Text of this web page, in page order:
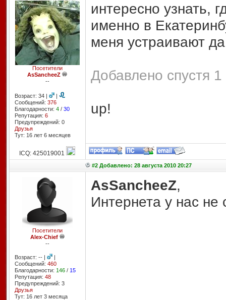
Посетители
AsSancheeZ
--
Возраст: 34 |
|
Сообщений: 376
Благодарности: 4/ 30
Репутация: 6
Предупреждений: 0
Друзья
Тут: 16 лет 6 месяцев
интересно узнать,
именно в
меня устраивают
Добавлено спустя
up!
ICQ: 425019001
#2 Добавлено: 28 августа 2010 20:27
Посетители
Alex-Chief
--
Возраст: -- |
|
Сообщений: 460
Благодарности: 146/ 15
Репутация: 48
Предупреждений: 3
Друзья
Тут: 16 лет 3 месяцa
AsSancheeZ,
Интернета у нас не